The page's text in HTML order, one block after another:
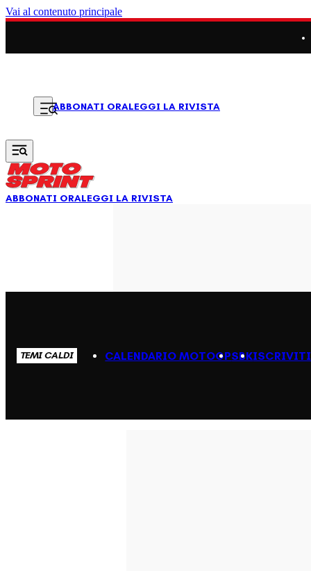
Vai al contenuto principale
ABBONATI ORALEGGI LA RIVISTA
ABBONATI ORALEGGI LA RIVISTA
TEMI CALDI CALENDARIO MOTOGPSBKISCRIVITI